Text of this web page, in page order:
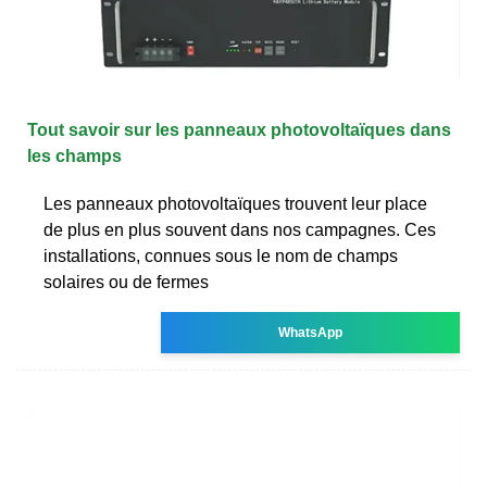
Tout savoir sur les panneaux photovoltaïques dans
les champs
Les panneaux photovoltaïques trouvent leur place
de plus en plus souvent dans nos campagnes. Ces
installations, connues sous le nom de champs
solaires ou de fermes
WhatsApp